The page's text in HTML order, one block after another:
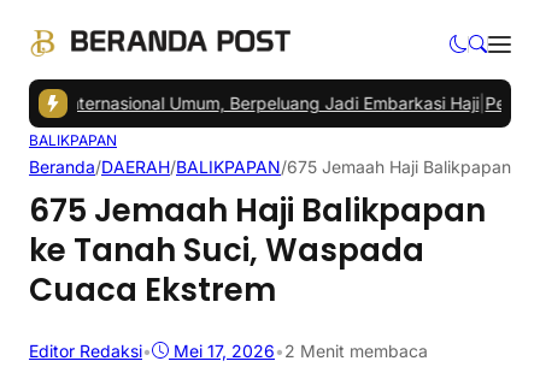
Internasional Umum, Berpeluang Jadi Embarkasi Haji|Pedagang
BALIKPAPAN
Beranda/DAERAH/BALIKPAPAN/675 Jemaah Haji Balikpapan
675 Jemaah Haji Balikpapan
ke Tanah Suci, Waspada
Cuaca Ekstrem
Editor Redaksi• Mei 17, 2026•2 Menit membaca